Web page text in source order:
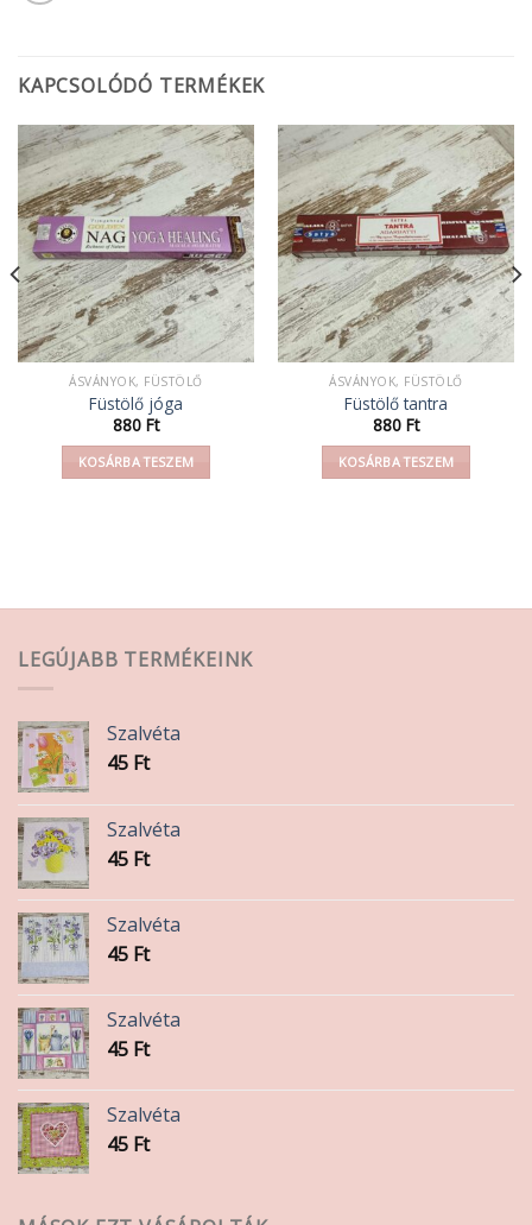
KAPCSOLÓDÓ TERMÉKEK
ÁSVÁNYOK, FÜSTÖLŐ
Füstölő jóga
880 Ft
KOSÁRBA TESZEM
ÁSVÁNYOK, FÜSTÖLŐ
Füstölő tantra
880 Ft
KOSÁRBA TESZEM
LEGÚJABB TERMÉKEINK
Szalvéta
45 Ft
Szalvéta
45 Ft
Szalvéta
45 Ft
Szalvéta
45 Ft
Szalvéta
45 Ft